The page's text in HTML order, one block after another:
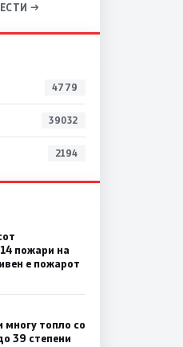
→
4779
39032
2194
пожари на
е пожарот
многу топло со
39 степени